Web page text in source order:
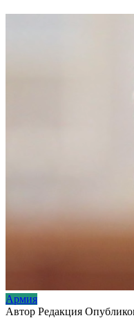
Армия
Автор Редакция